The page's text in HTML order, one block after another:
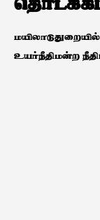
உயர்நீதிமன்ற